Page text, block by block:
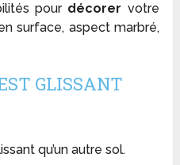
pour décorer votre
surface, aspect marbré,
GLISSANT
qu’un autre sol.